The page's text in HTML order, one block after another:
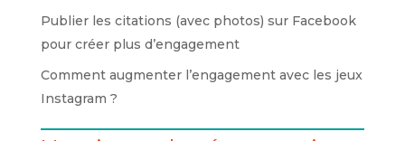
Publier les citations (avec photos) sur Facebook
pour créer plus d’engagement
Comment augmenter l’engagement avec les jeux
Instagram ?